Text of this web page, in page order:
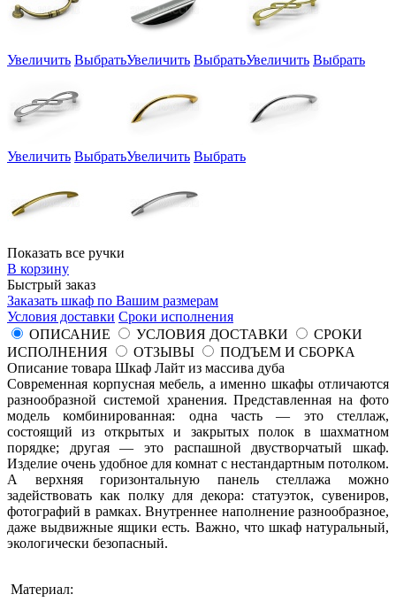
Увеличить ВыбратьУвеличить ВыбратьУвеличить Выбрать
Увеличить ВыбратьУвеличить Выбрать
Показать все ручки
В корзину
Быстрый заказ
Заказать шкаф по Вашим размерам
Условия доставки Сроки исполнения
ОПИСАНИЕ
УСЛОВИЯ ДОСТАВКИ
СРОКИ
ИСПОЛНЕНИЯ
ОТЗЫВЫ
ПОДЪЕМ И СБОРКА
Описание товара Шкаф Лайт из массива дуба
Современная корпусная мебель, а именно шкафы отличаются
разнообразной системой хранения. Представленная на фото
модель комбинированная: одна часть — это стеллаж,
состоящий из открытых и закрытых полок в шахматном
порядке; другая — это распашной двустворчатый шкаф.
Изделие очень удобное для комнат с нестандартным потолком.
А верхняя горизонтальную панель стеллажа можно
задействовать как полку для декора: статуэток, сувениров,
фотографий в рамках. Внутреннее наполнение разнообразное,
даже выдвижные ящики есть. Важно, что шкаф натуральный,
экологически безопасный.
Материал: